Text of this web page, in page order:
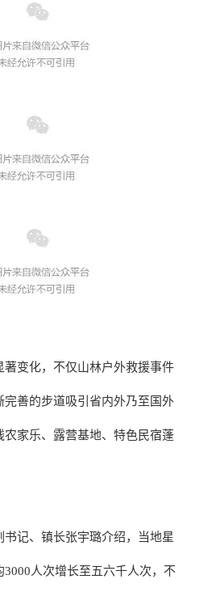
著变化，不仅山林户外救援事件
完善的步道吸引省内外乃至国外
农家乐、露营基地、特色民宿蓬
书记、镇长张宇璐介绍，当地星
人次增长至五六千人次，不